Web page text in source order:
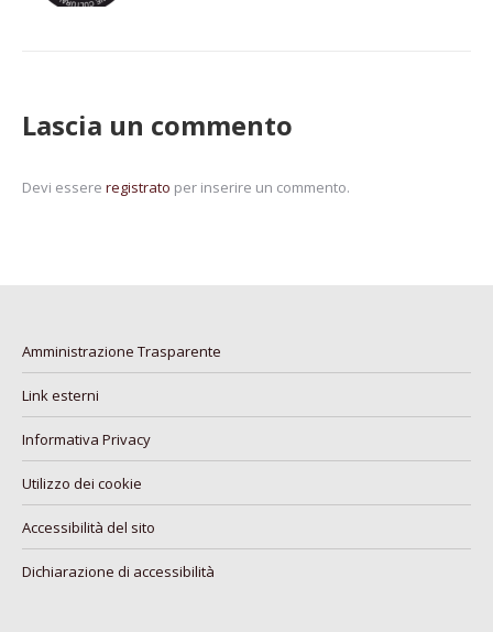
Lascia un commento
Devi essere registrato per inserire un commento.
Amministrazione Trasparente
Link esterni
Informativa Privacy
Utilizzo dei cookie
Accessibilità del sito
Dichiarazione di accessibilità